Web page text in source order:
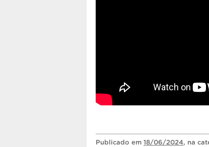
Publicado em 18/06/2024, na